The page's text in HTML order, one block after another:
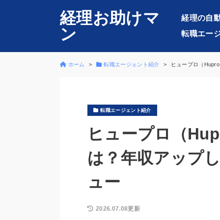
経理お助けマ
ン
経理の自
転職エー
ホーム 転職エージェント紹介 ヒュープロ（
転職エージェント紹介
ヒュープロ（
は？年収アップ
ュー
2026.07.08更新